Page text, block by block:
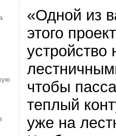
«Одной из
этого
устройство
чтобы
теплый
уже на